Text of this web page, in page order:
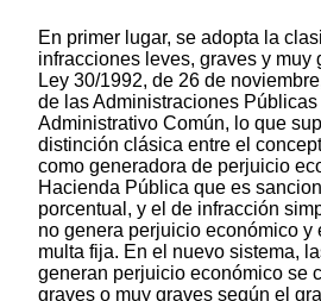
En primer lugar, se adopta la
infracciones leves, graves y muy
Ley 30/1992, de 26 de
de las Administraciones
Administrativo Común, lo que
distinción clásica entre el
como generadora de perjuicio
Hacienda Pública que es
porcentual, y el de infracción
no genera perjuicio económico y
multa fija. En el nuevo sistema,
generan perjuicio económico se
graves o muy graves según el